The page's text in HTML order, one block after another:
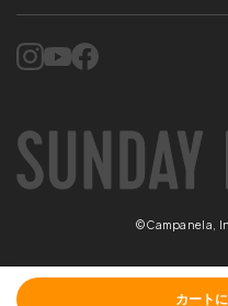
©Campanela,
カート